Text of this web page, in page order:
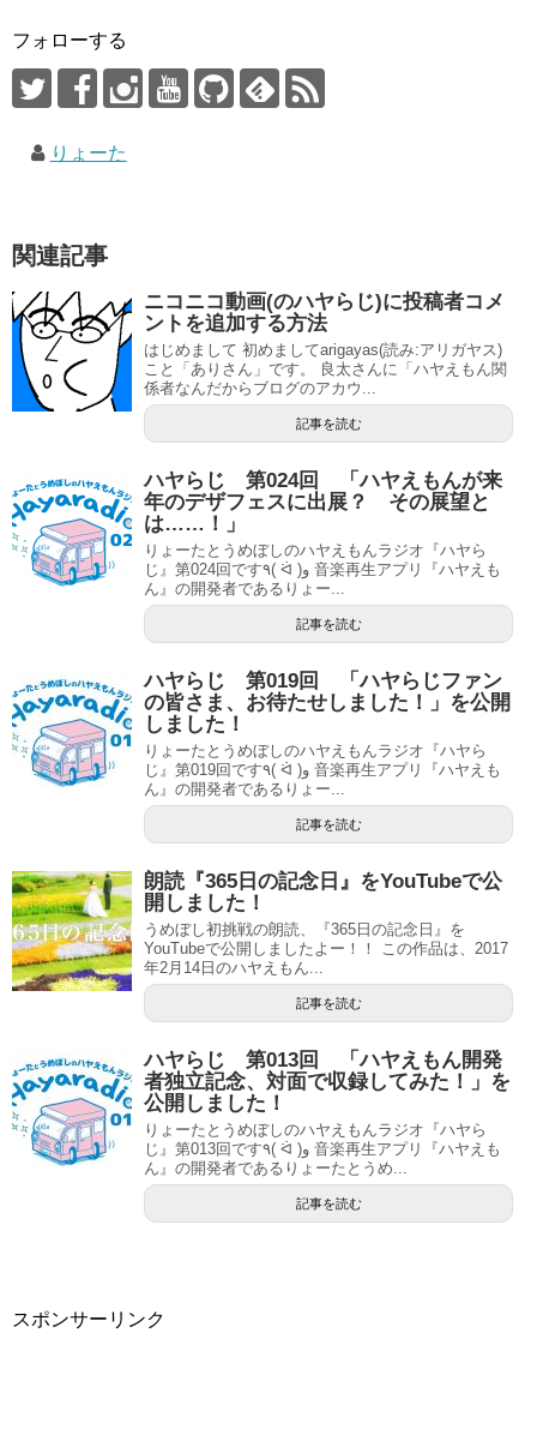
フォローする
りょーた
関連記事
ニコニコ動画(のハヤらじ)に投稿者コメ
ントを追加する方法
はじめまして 初めましてarigayas(読み:アリガヤス)
こと「ありさん」です。 良太さんに「ハヤえもん関
係者なんだからブログのアカウ...
記事を読む
ハヤらじ 第024回 「ハヤえもんが来
年のデザフェスに出展？ その展望と
は……！」
りょーたとうめぼしのハヤえもんラジオ『ハヤら
じ』第024回です٩( ᐛ )و 音楽再生アプリ『ハヤえも
ん』の開発者であるりょー...
記事を読む
ハヤらじ 第019回 「ハヤらじファン
の皆さま、お待たせしました！」を公開
しました！
りょーたとうめぼしのハヤえもんラジオ『ハヤら
じ』第019回です٩( ᐛ )و 音楽再生アプリ『ハヤえも
ん』の開発者であるりょー...
記事を読む
朗読『365日の記念日』をYouTubeで公
開しました！
うめぼし初挑戦の朗読、『365日の記念日』を
YouTubeで公開しましたよー！！ この作品は、2017
年2月14日のハヤえもん...
記事を読む
ハヤらじ 第013回 「ハヤえもん開発
者独立記念、対面で収録してみた！」を
公開しました！
りょーたとうめぼしのハヤえもんラジオ『ハヤら
じ』第013回です٩( ᐛ )و 音楽再生アプリ『ハヤえも
ん』の開発者であるりょーたとうめ...
記事を読む
スポンサーリンク